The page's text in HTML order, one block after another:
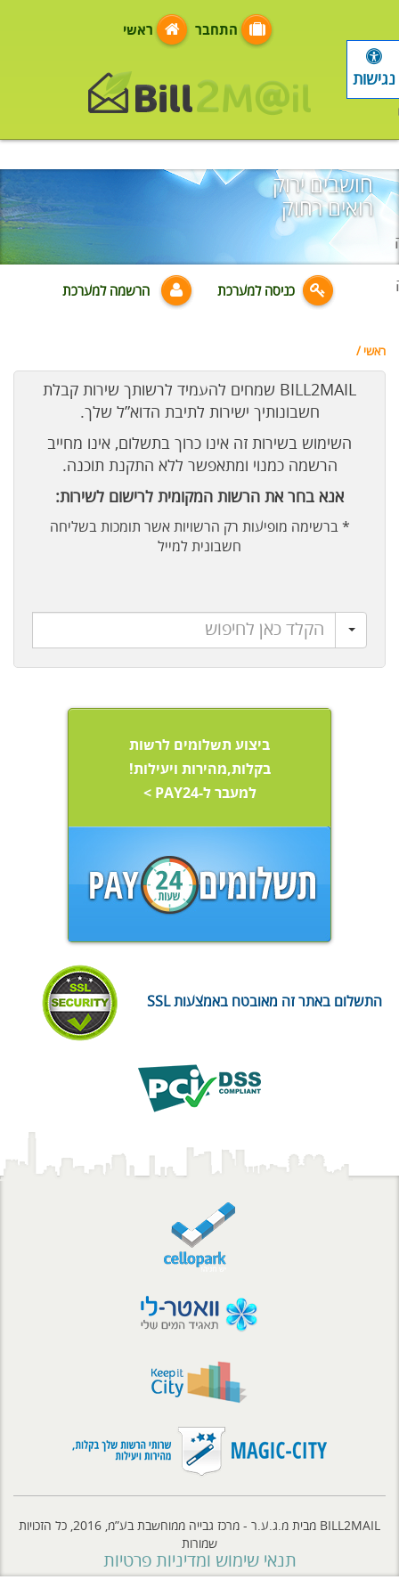
נגישות
התחבר ראשי
כניסה למערכת הרשמה למערכת
חושבים ירוק
רואים רחוק
ראשי /
BILL2MAIL שמחים להעמיד לרשותך שירות קבלת
חשבונותיך ישירות לתיבת הדוא”ל שלך.
השימוש בשירות זה אינו כרוך בתשלום, אינו מחייב
הרשמה כמנוי ומתאפשר ללא התקנת תוכנה.
אנא בחר את הרשות המקומית לרישום לשירות:
* ברשימה מופיעות רק הרשויות אשר תומכות בשליחה
חשבונית למייל
ביצוע תשלומים לרשות
בקלות,מהירות ויעילות!
למעבר ל-PAY24 >
התשלום באתר זה מאובטח באמצעות SSL
BILL2MAIL מבית מ.ג.ע.ר - מרכז גבייה ממוחשבת בע”מ, 2016, כל הזכויות
שמורות
תנאי שימוש ומדיניות פרטיות